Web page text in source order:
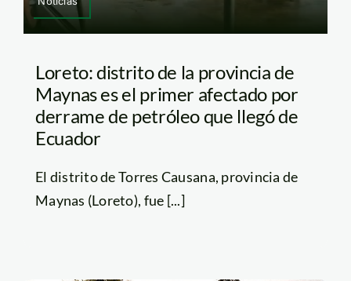
Loreto: distrito de la provincia de
Maynas es el primer afectado por
derrame de petróleo que llegó de
Ecuador
El distrito de Torres Causana, provincia de
Maynas (Loreto), fue [...]